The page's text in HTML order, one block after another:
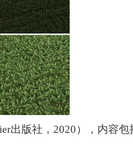
出版社，2020），内容